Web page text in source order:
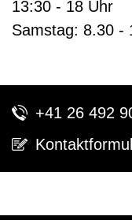
13:30 - 18 Uhr
Samstag: 8.30 -
+41 26 492